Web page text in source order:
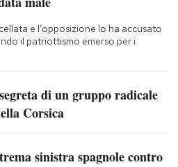
e l’opposizione lo ha accusato
il patriottismo emerso per i
di un gruppo radicale
Corsica
sinistra spagnole contro